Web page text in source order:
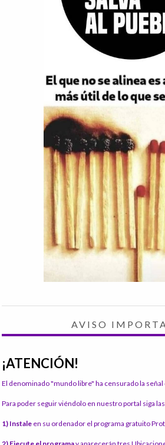
AVISO
¡ATENCIÓN!
El denominado "mundo libre" ha censurado la señal
Para poder seguir viéndolo en nuestro portal siga
1) Instale en su ordenador el programa gratuito